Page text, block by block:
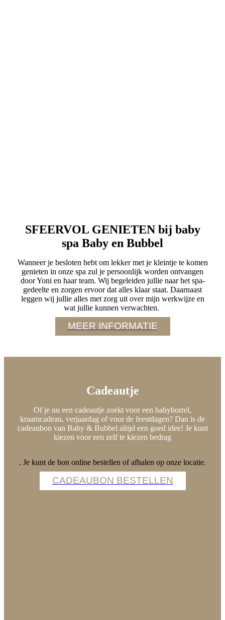
SFEERVOL GENIETEN bij baby
spa Baby en Bubbel
Wanneer je besloten hebt om lekker met je kleintje te komen
genieten in onze spa zul je persoonlijk worden ontvangen
door Yoni en haar team. Wij begeleiden jullie naar het spa-
gedeelte en zorgen ervoor dat alles klaar staat. Daarnaast
leggen wij jullie alles met zorg uit over mijn werkwijze en
wat jullie kunnen verwachten.
MEER INFORMATIE
Cadeautje
Of je nu een cadeautje zoekt voor een babyborrel,
kraamcadeau, verjaardag of voor de feestdagen? Dan is de
cadeaubon van Baby & Bubbel altijd een goed idee! Je kunt
kiezen voor een zelf te kiezen bedrag
. Je kunt de bon online bestellen of afhalen op onze locatie.
CADEAUBON BESTELLEN